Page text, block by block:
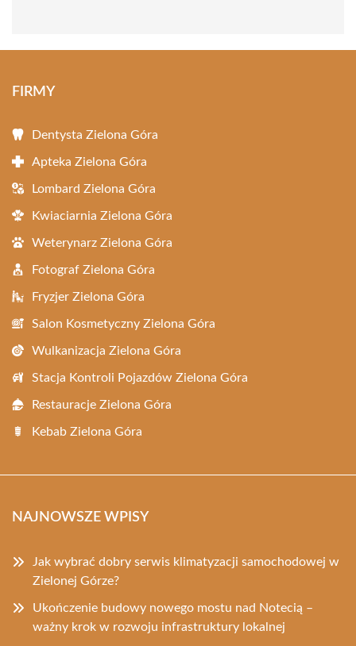
FIRMY
Dentysta Zielona Góra
Apteka Zielona Góra
Lombard Zielona Góra
Kwiaciarnia Zielona Góra
Weterynarz Zielona Góra
Fotograf Zielona Góra
Fryzjer Zielona Góra
Salon Kosmetyczny Zielona Góra
Wulkanizacja Zielona Góra
Stacja Kontroli Pojazdów Zielona Góra
Restauracje Zielona Góra
Kebab Zielona Góra
NAJNOWSZE WPISY
Jak wybrać dobry serwis klimatyzacji samochodowej w
Zielonej Górze?
Ukończenie budowy nowego mostu nad Notecią –
ważny krok w rozwoju infrastruktury lokalnej